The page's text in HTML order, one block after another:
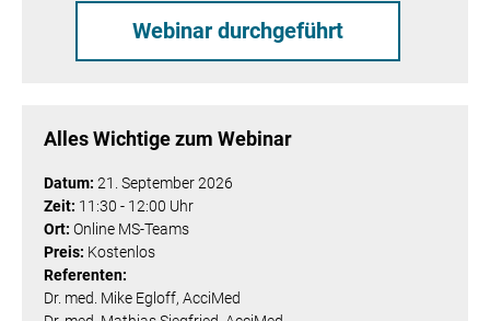
Webinar durchgeführt
Alles Wichtige zum Webinar
Datum: 21. September 2026
Zeit: 11:30 - 12:00 Uhr
Ort: Online MS-Teams
Preis: Kostenlos
Referenten:
Dr. med. Mike Egloff, AcciMed